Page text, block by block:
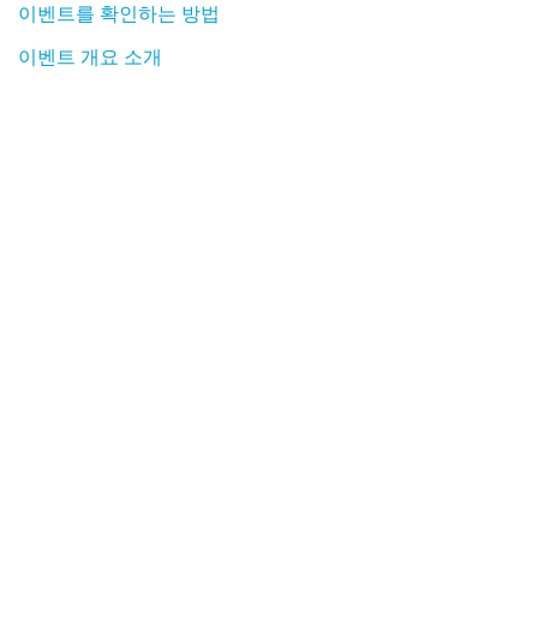
이벤트를 확인하는 방법
이벤트 개요 소개